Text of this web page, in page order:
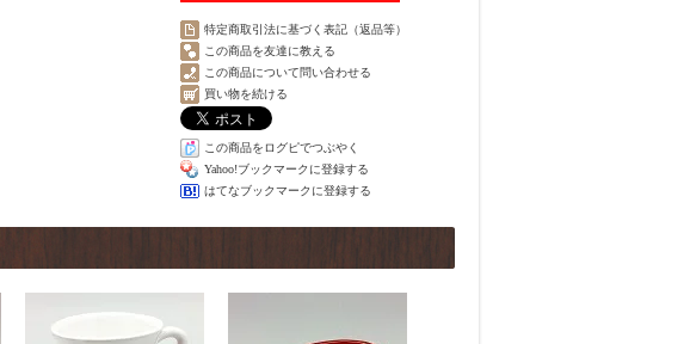
特定商取引法に基づく表記（返品等）
この商品を友達に教える
この商品について問い合わせる
買い物を続ける
この商品をログピでつぶやく
Yahoo!ブックマークに登録する
はてなブックマークに登録する